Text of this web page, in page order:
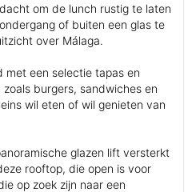
om de lunch rustig te laten
of buiten een glas te
over Málaga.
een selectie tapas en
burgers, sandwiches en
wil eten of wil genieten van
glazen lift versterkt
rooftop, die open is voor
op zoek zijn naar een